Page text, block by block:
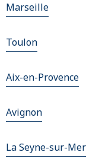
Marseille
Toulon
Aix-en-Provence
Avignon
La Seyne-sur-Mer